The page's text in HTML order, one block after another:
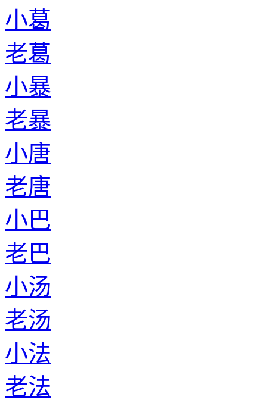
小葛
老葛
小暴
老暴
小唐
老唐
小巴
老巴
小汤
老汤
小法
老法